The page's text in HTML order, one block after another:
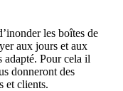
les boîtes de
aux jours et aux
adapté. Pour cela il
donneront des
et clients.